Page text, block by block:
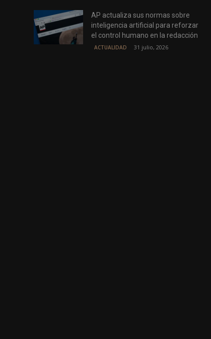
AP actualiza sus normas sobre
inteligencia artificial para reforzar
el control humano en la redacción
ACTUALIDAD 31 julio, 2026